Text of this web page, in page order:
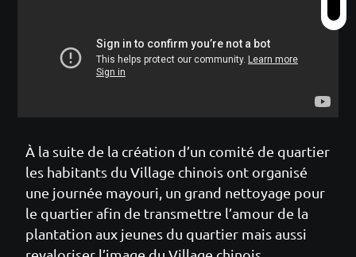
À la suite de la création d’un comité de quartier
les habitants du Village chinois ont organisé
une journée mayouri, un grand nettoyage pour
le quartier afin de transmettre l’amour de la
plantation aux jeunes du quartier mais aussi